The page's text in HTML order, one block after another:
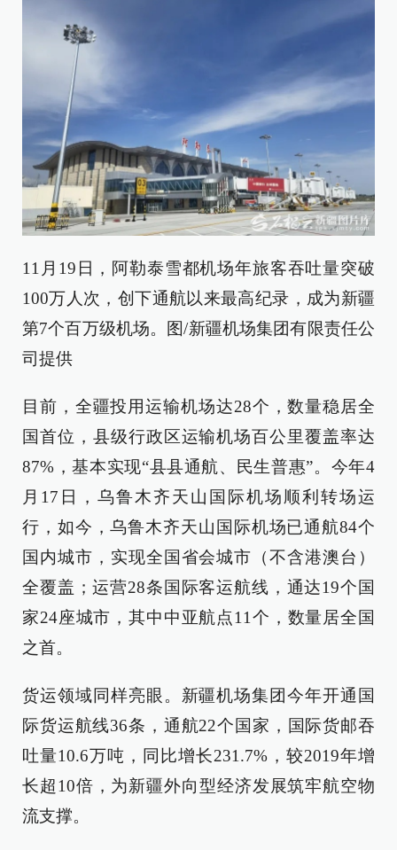
11月19日，阿勒泰雪都机场年旅客吞吐量突破
100万人次，创下通航以来最高纪录，成为新疆
第7个百万级机场。图/新疆机场集团有限责任公
司提供
目前，全疆投用运输机场达28个，数量稳居全
国首位，县级行政区运输机场百公里覆盖率达
87%，基本实现“县县通航、民生普惠”。今年4
月17日，乌鲁木齐天山国际机场顺利转场运
行，如今，乌鲁木齐天山国际机场已通航84个
国内城市，实现全国省会城市（不含港澳台）
全覆盖；运营28条国际客运航线，通达19个国
家24座城市，其中中亚航点11个，数量居全国
之首。
货运领域同样亮眼。新疆机场集团今年开通国
际货运航线36条，通航22个国家，国际货邮吞
吐量10.6万吨，同比增长231.7%，较2019年增
长超10倍，为新疆外向型经济发展筑牢航空物
流支撑。